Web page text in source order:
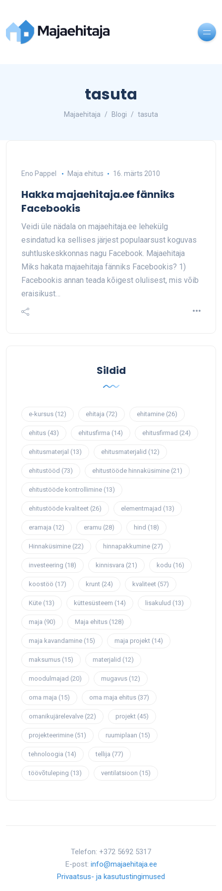
tasuta
Majaehitaja Blogi tasuta
Eno Pappel Maja ehitus 16. märts 2010
Hakka majaehitaja.ee fänniks
Facebookis
Veidi üle nädala on majaehitaja.ee lehekülg
esindatud ka sellises järjest populaarsust koguvas
suhtluskeskkonnas nagu Facebook. Majaehitaja
Miks hakata majaehitaja fänniks Facebookis? 1)
Facebookis annan teada kõigest olulisest, mis võib
eraisikust…
Sildid
e-kursus (12) ehitaja (72) ehitamine (26)
ehitus (43) ehitusfirma (14) ehitusfirmad (24)
ehitusmaterjal (13) ehitusmaterjalid (12)
ehitustööd (73) ehitustööde hinnaküsimine (21)
ehitustööde kontrollimine (13)
ehitustööde kvaliteet (26) elementmajad (13)
eramaja (12) eramu (28) hind (18)
Hinnaküsimine (22) hinnapakkumine (27)
investeering (18) kinnisvara (21) kodu (16)
koostöö (17) krunt (24) kvaliteet (57)
Küte (13) küttesüsteem (14) lisakulud (13)
maja (90) Maja ehitus (128)
maja kavandamine (15) maja projekt (14)
maksumus (15) materjalid (12)
moodulmajad (20) mugavus (12)
oma maja (15) oma maja ehitus (37)
omanikujärelevalve (22) projekt (45)
projekteerimine (51) ruumiplaan (15)
tehnoloogia (14) tellija (77)
töövõtuleping (13) ventilatsioon (15)
Telefon: +372 5692 5317
E-post: info@majaehitaja.ee
Privaatsus- ja kasutustingimused